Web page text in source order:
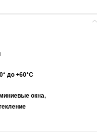
до +60*С
окна,